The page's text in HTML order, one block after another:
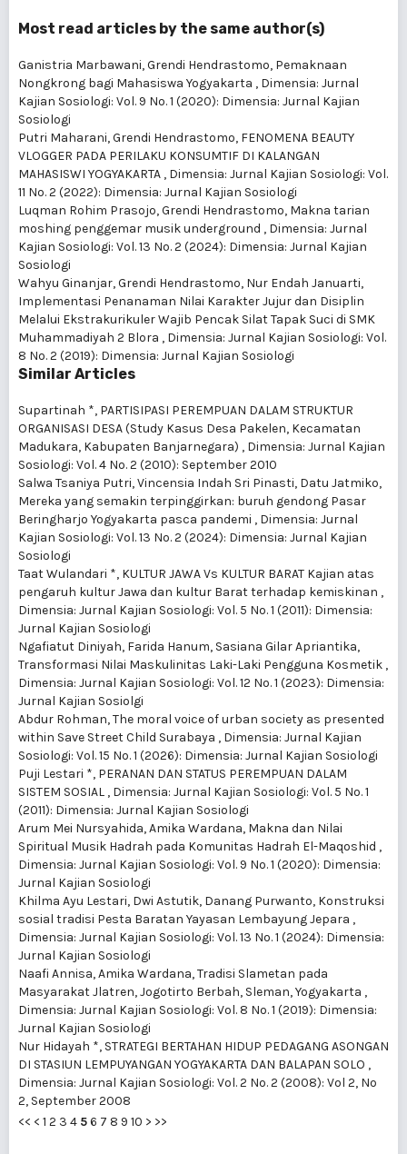
Most read articles by the same author(s)
Ganistria Marbawani, Grendi Hendrastomo, Pemaknaan
Nongkrong bagi Mahasiswa Yogyakarta , Dimensia: Jurnal
Kajian Sosiologi: Vol. 9 No. 1 (2020): Dimensia: Jurnal Kajian
Sosiologi
Putri Maharani, Grendi Hendrastomo, FENOMENA BEAUTY
VLOGGER PADA PERILAKU KONSUMTIF DI KALANGAN
MAHASISWI YOGYAKARTA , Dimensia: Jurnal Kajian Sosiologi: Vol.
11 No. 2 (2022): Dimensia: Jurnal Kajian Sosiologi
Luqman Rohim Prasojo, Grendi Hendrastomo, Makna tarian
moshing penggemar musik underground , Dimensia: Jurnal
Kajian Sosiologi: Vol. 13 No. 2 (2024): Dimensia: Jurnal Kajian
Sosiologi
Wahyu Ginanjar, Grendi Hendrastomo, Nur Endah Januarti,
Implementasi Penanaman Nilai Karakter Jujur dan Disiplin
Melalui Ekstrakurikuler Wajib Pencak Silat Tapak Suci di SMK
Muhammadiyah 2 Blora , Dimensia: Jurnal Kajian Sosiologi: Vol.
8 No. 2 (2019): Dimensia: Jurnal Kajian Sosiologi
Similar Articles
Supartinah *, PARTISIPASI PEREMPUAN DALAM STRUKTUR
ORGANISASI DESA (Study Kasus Desa Pakelen, Kecamatan
Madukara, Kabupaten Banjarnegara) , Dimensia: Jurnal Kajian
Sosiologi: Vol. 4 No. 2 (2010): September 2010
Salwa Tsaniya Putri, Vincensia Indah Sri Pinasti, Datu Jatmiko,
Mereka yang semakin terpinggirkan: buruh gendong Pasar
Beringharjo Yogyakarta pasca pandemi , Dimensia: Jurnal
Kajian Sosiologi: Vol. 13 No. 2 (2024): Dimensia: Jurnal Kajian
Sosiologi
Taat Wulandari *, KULTUR JAWA Vs KULTUR BARAT Kajian atas
pengaruh kultur Jawa dan kultur Barat terhadap kemiskinan ,
Dimensia: Jurnal Kajian Sosiologi: Vol. 5 No. 1 (2011): Dimensia:
Jurnal Kajian Sosiologi
Ngafiatut Diniyah, Farida Hanum, Sasiana Gilar Apriantika,
Transformasi Nilai Maskulinitas Laki-Laki Pengguna Kosmetik ,
Dimensia: Jurnal Kajian Sosiologi: Vol. 12 No. 1 (2023): Dimensia:
Jurnal Kajian Sosiolgi
Abdur Rohman,The moral voice of urban society as presented
within Save Street Child Surabaya , Dimensia: Jurnal Kajian
Sosiologi: Vol. 15 No. 1 (2026): Dimensia: Jurnal Kajian Sosiologi
Puji Lestari *, PERANAN DAN STATUS PEREMPUAN DALAM
SISTEM SOSIAL , Dimensia: Jurnal Kajian Sosiologi: Vol. 5 No. 1
(2011): Dimensia: Jurnal Kajian Sosiologi
Arum Mei Nursyahida, Amika Wardana, Makna dan Nilai
Spiritual Musik Hadrah pada Komunitas Hadrah El-Maqoshid ,
Dimensia: Jurnal Kajian Sosiologi: Vol. 9 No. 1 (2020): Dimensia:
Jurnal Kajian Sosiologi
Khilma Ayu Lestari, Dwi Astutik, Danang Purwanto, Konstruksi
sosial tradisi Pesta Baratan Yayasan Lembayung Jepara ,
Dimensia: Jurnal Kajian Sosiologi: Vol. 13 No. 1 (2024): Dimensia:
Jurnal Kajian Sosiologi
Naafi Annisa, Amika Wardana,Tradisi Slametan pada
Masyarakat Jlatren, Jogotirto Berbah, Sleman, Yogyakarta ,
Dimensia: Jurnal Kajian Sosiologi: Vol. 8 No. 1 (2019): Dimensia:
Jurnal Kajian Sosiologi
Nur Hidayah *, STRATEGI BERTAHAN HIDUP PEDAGANG ASONGAN
DI STASIUN LEMPUYANGAN YOGYAKARTA DAN BALAPAN SOLO ,
Dimensia: Jurnal Kajian Sosiologi: Vol. 2 No. 2 (2008): Vol 2, No
2, September 2008
<< < 1 2 3 4 56 7 8 9 10 > >>